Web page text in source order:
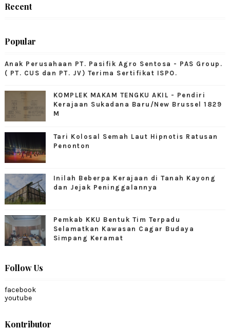
Recent
Popular
Anak Perusahaan PT. Pasifik Agro Sentosa - PAS Group.
( PT. CUS dan PT. JV) Terima Sertifikat ISPO.
KOMPLEK MAKAM TENGKU AKIL - Pendiri
Kerajaan Sukadana Baru/New Brussel 1829
M
Tari Kolosal Semah Laut Hipnotis Ratusan
Penonton
Inilah Beberpa Kerajaan di Tanah Kayong
dan Jejak Peninggalannya
Pemkab KKU Bentuk Tim Terpadu
Selamatkan Kawasan Cagar Budaya
Simpang Keramat
Follow Us
facebook
youtube
Kontributor